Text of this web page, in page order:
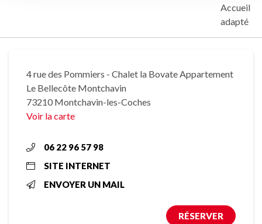
Accueil
adapté
4 rue des Pommiers - Chalet la Bovate Appartement
Le Bellecôte Montchavin
73210 Montchavin-les-Coches
Voir la carte
06 22 96 57 98
SITE INTERNET
ENVOYER UN MAIL
RÉSERVER